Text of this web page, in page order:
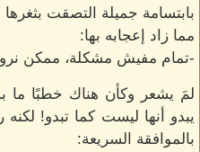
بابتسامة جميلة التصقت
مما زاد إعجابه بها:
-تمام مفيش مشكلة، ممكن
لمَ يشعر وكأن هناك خطبًا ما
يبدو أنها ليست كما تبدو! لكنه
بالموافقة السريعة: